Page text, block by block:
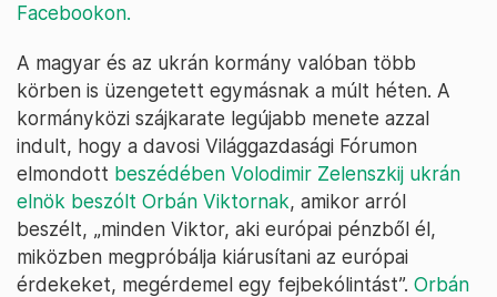
Facebookon.
A magyar és az ukrán kormány valóban több
körben is üzengetett egymásnak a múlt héten. A
kormányközi szájkarate legújabb menete azzal
indult, hogy a davosi Világgazdasági Fórumon
elmondott beszédében Volodimir Zelenszkij ukrán
elnök beszólt Orbán Viktornak, amikor arról
beszélt, „minden Viktor, aki európai pénzből él,
miközben megpróbálja kiárusítani az európai
érdekeket, megérdemel egy fejbekólintást”. Orbán